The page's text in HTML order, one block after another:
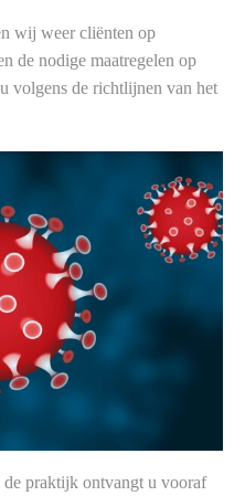
wij weer cliënten op
de nodige maatregelen op
volgens de richtlijnen van het
de praktijk ontvangt u vooraf